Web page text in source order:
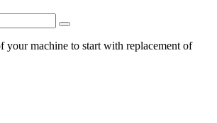
your machine to start with replacement of